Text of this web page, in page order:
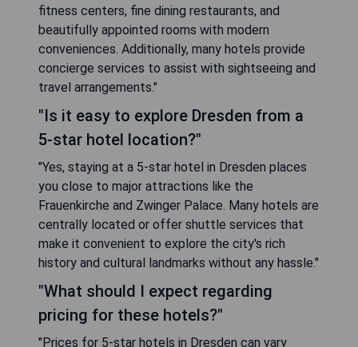
fitness centers, fine dining restaurants, and
beautifully appointed rooms with modern
conveniences. Additionally, many hotels provide
concierge services to assist with sightseeing and
travel arrangements."
"Is it easy to explore Dresden from a
5-star hotel location?"
"Yes, staying at a 5-star hotel in Dresden places
you close to major attractions like the
Frauenkirche and Zwinger Palace. Many hotels are
centrally located or offer shuttle services that
make it convenient to explore the city's rich
history and cultural landmarks without any hassle."
"What should I expect regarding
pricing for these hotels?"
"Prices for 5-star hotels in Dresden can vary